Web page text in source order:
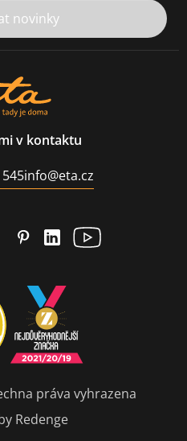
novinky
v kontaktu
info@eta.cz
práva vyhrazena
Redenge